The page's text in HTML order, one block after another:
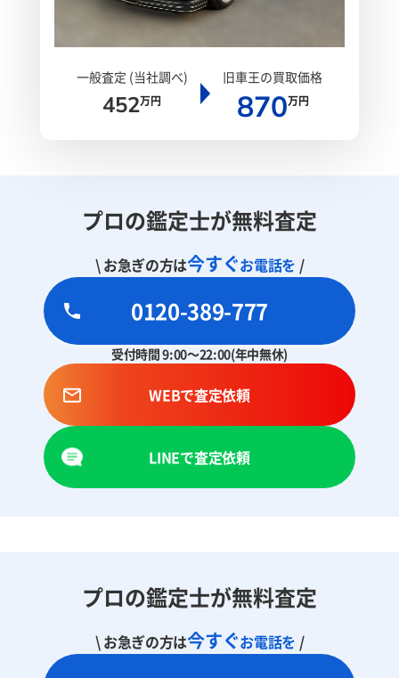
一般査定 (当社調べ)
452万円
旧車王の買取価格
870万円
プロの鑑定士が無料査定
\ お急ぎの方は今すぐお電話を /
0120-389-777
受付時間 9:00～22:00(年中無休)
WEBで査定依頼
LINEで査定依頼
プロの鑑定士が無料査定
\ お急ぎの方は今すぐお電話を /